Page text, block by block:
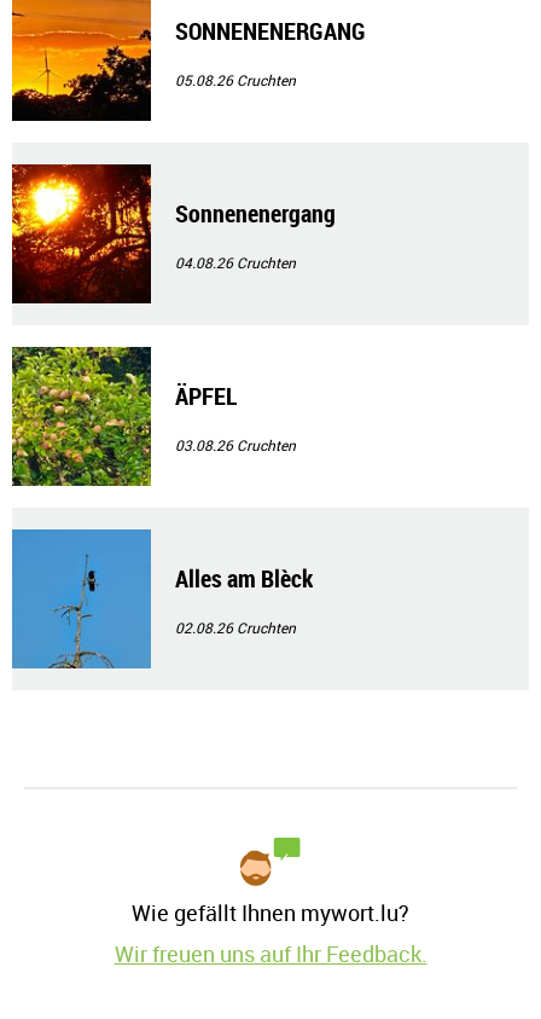
SONNENENERGANG
05.08.26Cruchten
Sonnenenergang
04.08.26Cruchten
ÄPFEL
03.08.26Cruchten
Alles am Blèck
02.08.26Cruchten
Wie gefällt Ihnen mywort.lu?
Wir freuen uns auf Ihr Feedback.